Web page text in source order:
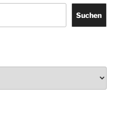
Suchen